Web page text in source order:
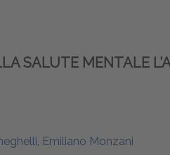
SALUTE MENTALE
, Emiliano Monzani